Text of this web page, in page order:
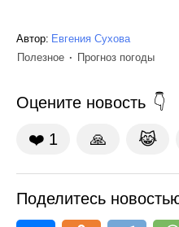
Автор: Евгения Сухова
Полезное
Прогноз погоды
Оцените новость
❤️ 1 🙏 😹
Поделитесь